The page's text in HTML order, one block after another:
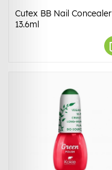
Cutex BB Nail Concealer
13.6ml